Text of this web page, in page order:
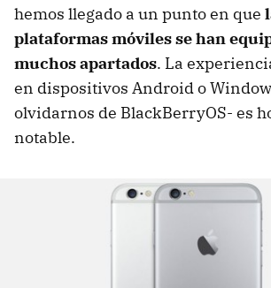
hemos llegado a un punto en que
plataformas móviles se han
muchos apartados. La
en dispositivos Android o
olvidarnos de BlackBerryOS- es
notable.